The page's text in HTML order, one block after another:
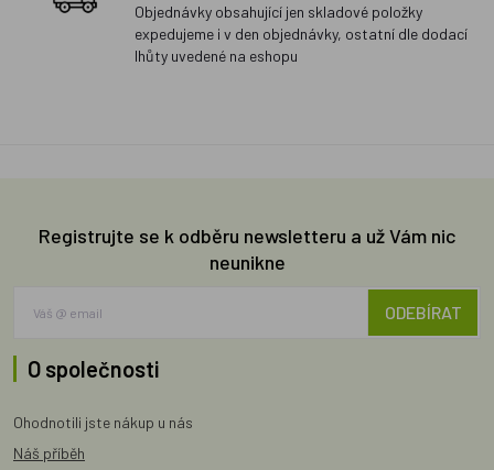
Objednávky obsahující jen skladové položky
expedujeme i v den objednávky, ostatní dle dodací
lhůty uvedené na eshopu
Registrujte se k odběru newsletteru a už Vám nic
neunikne
ODEBÍRAT
O společnosti
Ohodnotili jste nákup u nás
Náš příběh